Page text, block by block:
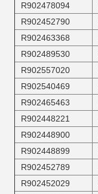
R902478094
R902452790
R902463368
R902489530
R902557020
R902540469
R902465463
R902448221
R902448900
R902448899
R902452789
R902452029